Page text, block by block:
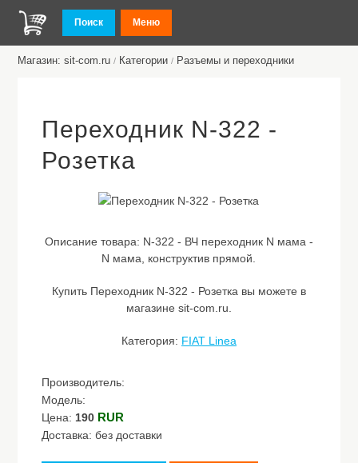
Поиск Меню
Магазин: sit-com.ru / Категории / Разъемы и переходники
Переходник N-322 -
Розетка
Описание товара: N-322 - ВЧ переходник N мама -
N мама, конструктив прямой.
Купить Переходник N-322 - Розетка вы можете в
магазине sit-com.ru.
Категория: FIAT Linea
Производитель:
Модель:
Цена: 190 RUR
Доставка: без доставки